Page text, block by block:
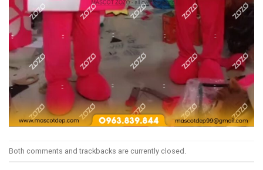
Both comments and trackbacks are currently closed.